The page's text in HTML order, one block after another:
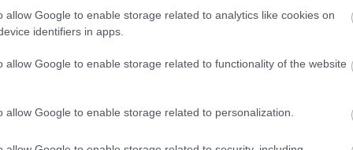
allow Google to enable storage related to analytics like cookies on
identifiers in apps.
allow Google to enable storage related to functionality of the website
allow Google to enable storage related to personalization.